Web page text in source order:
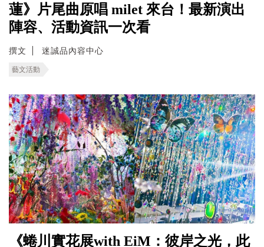
蓮》片尾曲原唱 milet 來台！最新演出
陣容、活動資訊一次看
撰文 迷誠品內容中心
藝文活動
《蜷川實花展with EiM：彼岸之光，此